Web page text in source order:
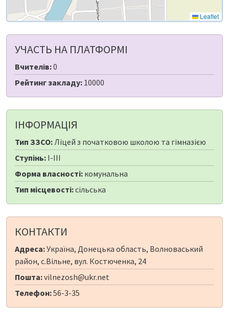
Leaflet
УЧАСТЬ НА ПЛАТФОРМІ
Вчителів:0
Рейтинг закладу: 10000
ІНФОРМАЦІЯ
Тип ЗЗСО:Ліцей з початковою школою та гімназією
Ступінь: I-III
Форма власності: комунальна
Тип місцевості:сільська
КОНТАКТИ
Адреса:Україна, Донецька область, Волноваський
район, с.Вільне, вул. Костюченка, 24
Пошта:vilnezosh@ukr.net
Телефон:56-3-35